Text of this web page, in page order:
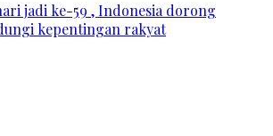
jadi ke-59 , Indonesia dorong
kepentingan rakyat